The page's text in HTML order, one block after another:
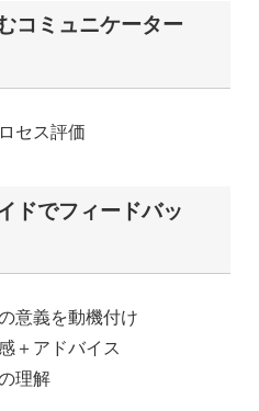
コミュニケーター
セス評価
ドでフィードバッ
意義を動機付け
＋アドバイス
理解